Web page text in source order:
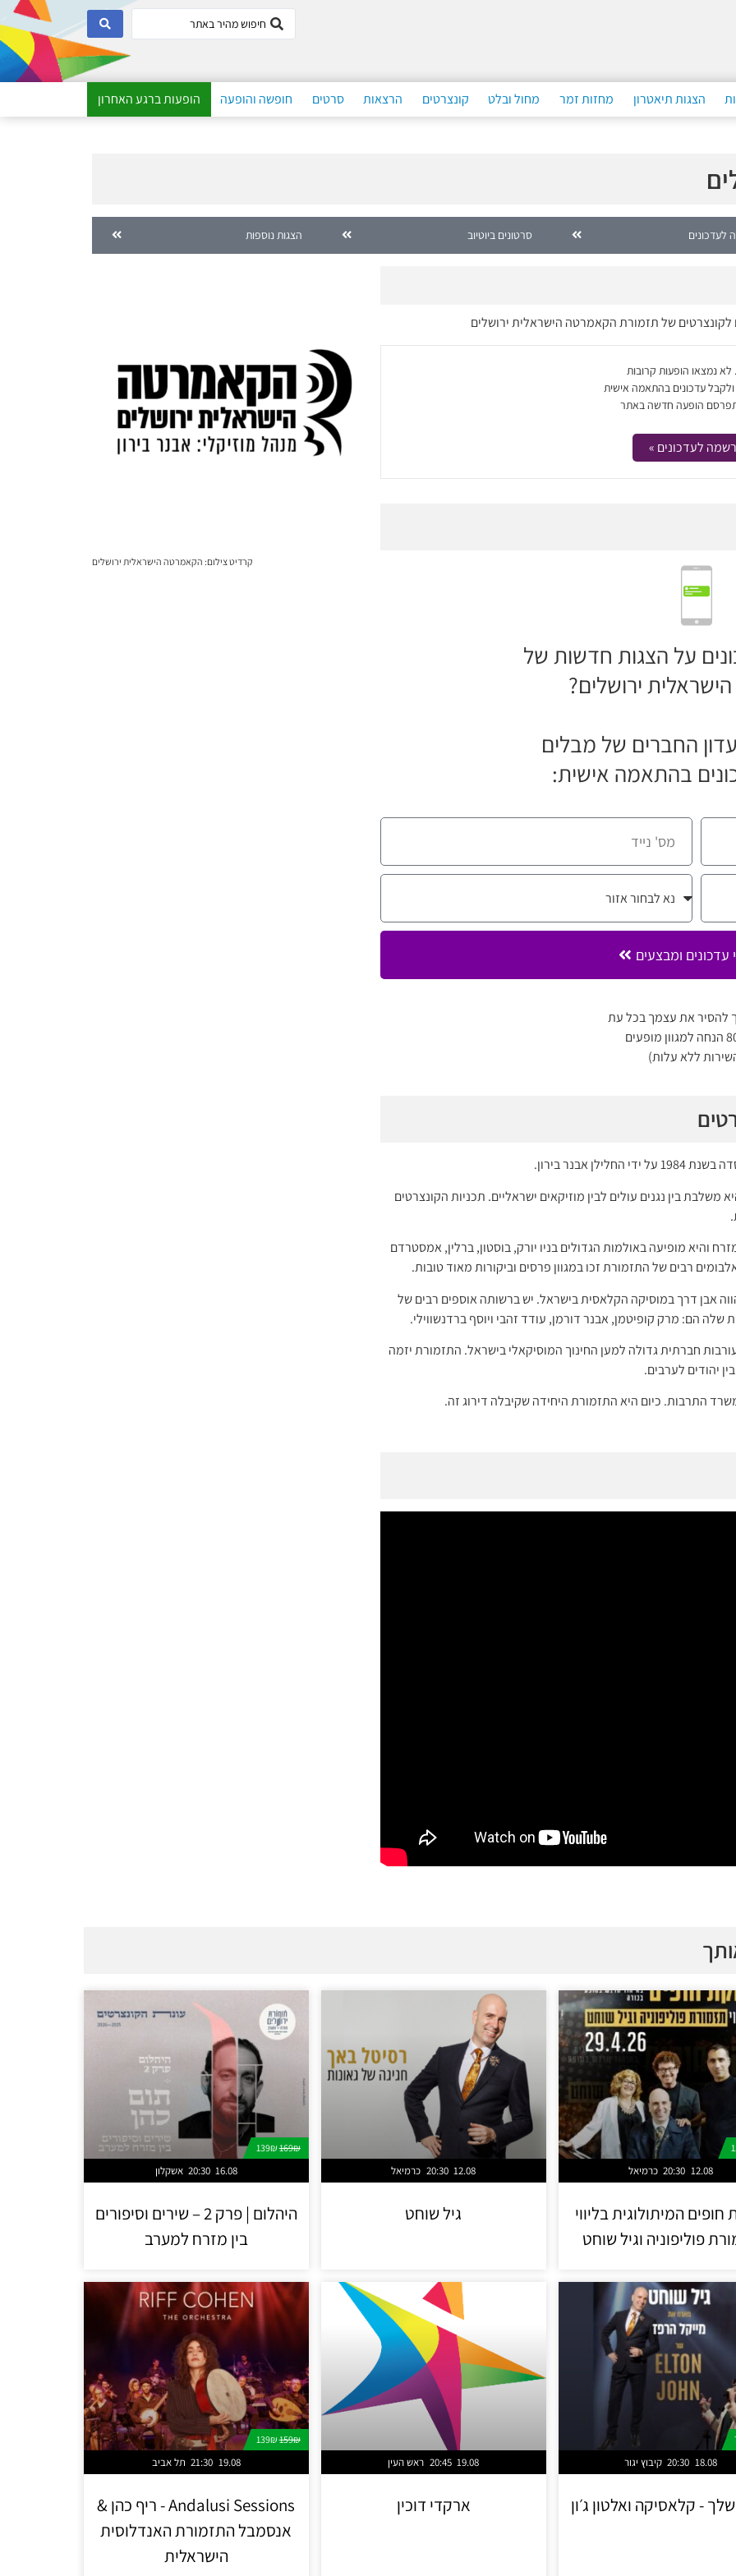
הצגות תיאטרון מחזות זמר מחול ובלט קונצרטים הרצאות סרטים חופשה והופעה הופעות ברגע האחרון
לעדכונים סרטונים ביוטיוב הצגות נוספות
לקונצרטים של תזמורת הקאמרטה הישראלית ירושלים
לא נמצאו הופעות קרובות
ולקבל עדכונים בהתאמה אישית
הופעה חדשה באתר
לעדכונים »
על הצגות חדשות של
ירושלים?
החברים של מבלים
בהתאמה אישית:
עדכונים ומבצעים
להסיר את עצמך בכל עת
ללא עלות)
אבנר בירון.
בין נגנים עולים לבין מוזיקאים ישראליים. תכניות הקונצרטים
והיא מופיעה באולמות הגדולים בניו יורק, בוסטון, ברלין, אמסטרדם
רבים של התזמורת זכו במגוון פרסים וביקורות מאוד טובות.
אבן דרך במוסיקה הקלאסית בישראל. יש ברשותה אוספים רבים של
שלה הם: מרק קופיטמן, אבנר דורמן, עודד זהבי ויוסף ברדנשווילי.
חברתית גדולה למען החינוך המוסיקאלי בישראל. התזמורת יזמה
קרדיט צילום: הקאמרטה הישראלית ירושלים​
כרמיאל 20:30 12.08
המיתולוגית בליווי
פוליפוניה וגיל שוחט
כרמיאל 20:30 12.08
גיל שוחט
169₪
139₪
אשקלון 20:30 16.08
היהלום | פרק 2 – שירים וסיפורים
בין מזרח למערב
קיבוץ יגור 20:30 18.08
- קלאסיקה ואלטון ג׳ון
ראש העין 20:45 19.08
ארקדי דוכין
159₪
139₪
תל אביב 21:30 19.08
Andalusi Sessions - ריף כהן &
אנסמבל התזמורת האנדלוסית
הישראלית